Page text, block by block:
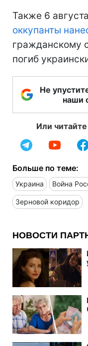
Также 6
оккупанты
гражданскому
погиб
Не
наши
Или
Больше по теме:
Украина Война
Зерновой коридор